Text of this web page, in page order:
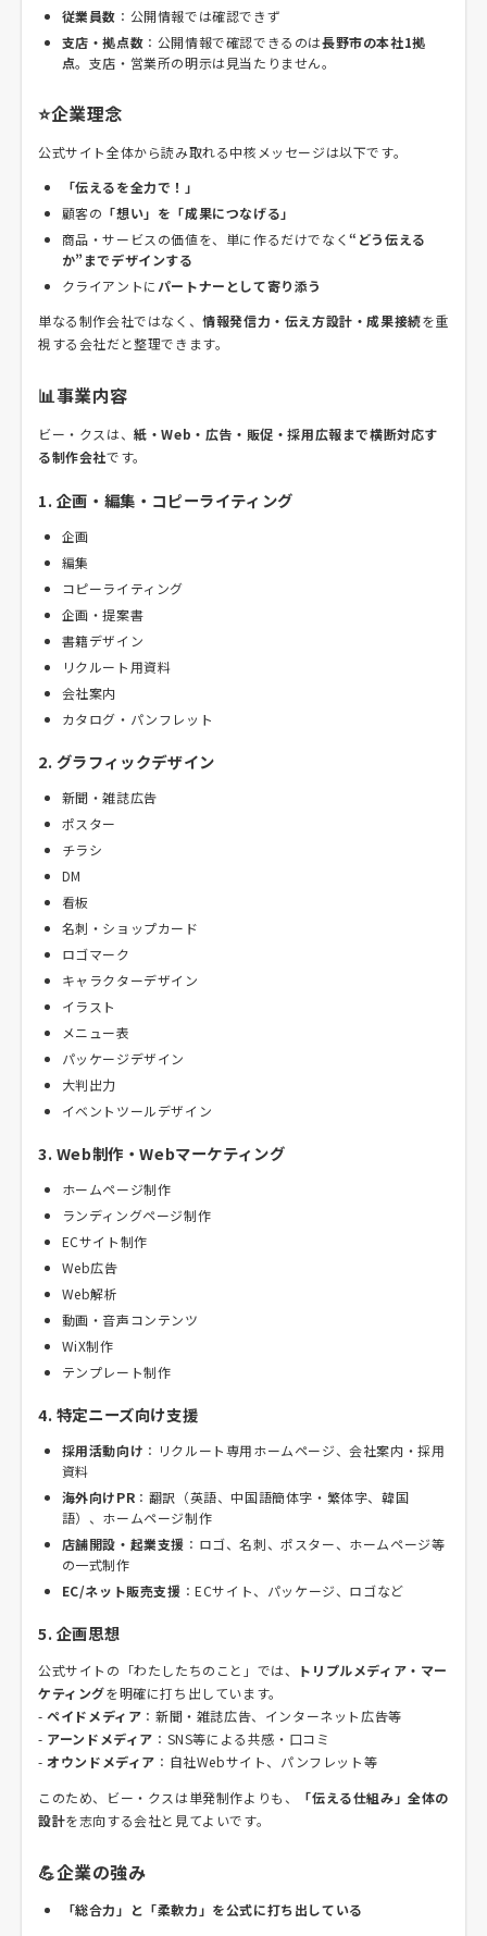
従業員数 ：公開情報では確認できず
支店・拠点数 ：公開情報で確認できるのは長野市の本社1拠
点。支店・営業所の明示は見当たりません。
⭐企業理念
公式サイト全体から読み取れる中核メッセージは以下です。
「伝えるを全力で！」
顧客の 「想い」を「成果につなげる」
商品・サービスの価値を、単に作るだけでなく“どう伝える
か”までデザインする
クライアントに パートナーとして寄り添う
単なる制作会社ではなく、情報発信力・伝え方設計・成果接続を重
視する会社だと整理できます。
📊事業内容
ビー・クスは、紙・Web・広告・販促・採用広報まで横断対応す
る制作会社です。
1. 企画・編集・コピーライティング
企画
編集
コピーライティング
企画・提案書
書籍デザイン
リクルート用資料
会社案内
カタログ・パンフレット
2. グラフィックデザイン
新聞・雑誌広告
ポスター
チラシ
DM
看板
名刺・ショップカード
ロゴマーク
キャラクターデザイン
イラスト
メニュー表
パッケージデザイン
大判出力
イベントツールデザイン
3. Web制作・Webマーケティング
ホームページ制作
ランディングページ制作
ECサイト制作
Web広告
Web解析
動画・音声コンテンツ
WiX制作
テンプレート制作
4. 特定ニーズ向け支援
採用活動向け ：リクルート専用ホームページ、会社案内・採用
資料
海外向けPR ：翻訳（英語、中国語簡体字・繁体字、韓国
語）、ホームページ制作
店舗開設・起業支援 ：ロゴ、名刺、ポスター、ホームページ等
の一式制作
EC/ネット販売支援 ：ECサイト、パッケージ、ロゴなど
5. 企画思想
公式サイトの「わたしたちのこと」では、
トリプルメディア・マー
ケティングを明確に打ち出しています。
-ペイドメディア ：新聞・雑誌広告、インターネット広告等
- アーンドメディア ：SNS等による共感・口コミ
-オウンドメディア ：自社Webサイト、パンフレット等
このため、ビー・クスは単発制作よりも、
「伝える仕組み」全体の
設計を志向する会社と見てよいです。
💪企業の強み
「総合力」と「柔軟力」を公式に打ち出している